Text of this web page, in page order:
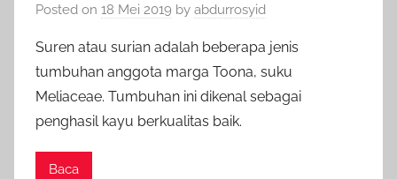
Posted on 18 Mei 2019 by abdurrosyid
Suren atau surian adalah beberapa jenis
tumbuhan anggota marga Toona, suku
Meliaceae. Tumbuhan ini dikenal sebagai
penghasil kayu berkualitas baik.
Baca